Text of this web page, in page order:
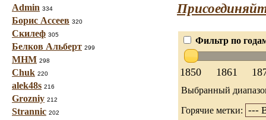
Admin 334
Борис Ассеев 320
Скилеф 305
Белков Альберт 299
МНМ 298
Chuk 220
alek48s 216
Grozniy 212
Strannic 202
Фильтр по
1850 1861
Выбранный
Горячие метки: